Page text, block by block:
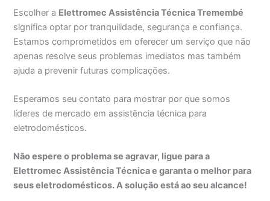
Escolher a Elettromec Assistência Técnica Tremembé
significa optar por tranquilidade, segurança e confiança.
Estamos comprometidos em oferecer um serviço que não
apenas resolve seus problemas imediatos mas também
ajuda a prevenir futuras complicações.
Esperamos seu contato para mostrar por que somos
líderes de mercado em assistência técnica para
eletrodomésticos.
Não espere o problema se agravar, ligue para a
Elettromec Assistência Técnica e garanta o melhor para
seus eletrodomésticos. A solução está ao seu alcance!